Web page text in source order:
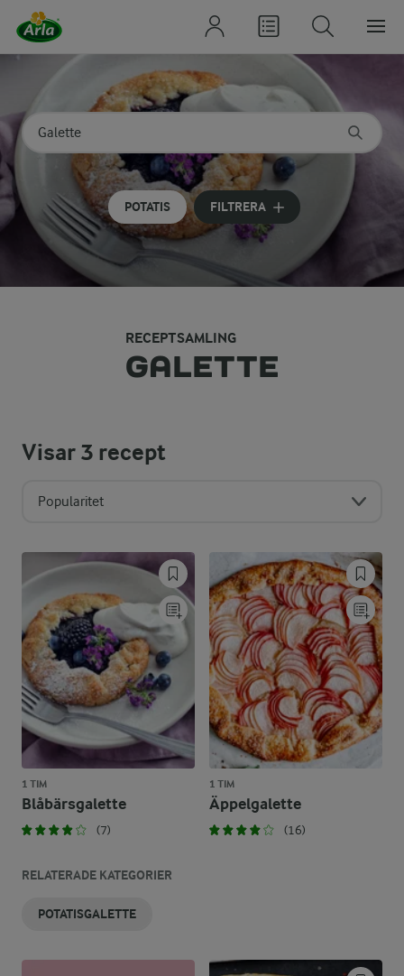
Sök på kategori eller ingrediens
Skriv in sökord för att få förslag
POTATIS FILTRERA
RECEPTSAMLING
GALETTE
Visar3 recept
Popularitet
1 TIM
Blåbärsgalette
(7)
1 TIM
Äppelgalette
(16)
RELATERADE KATEGORIER
POTATISGALETTE